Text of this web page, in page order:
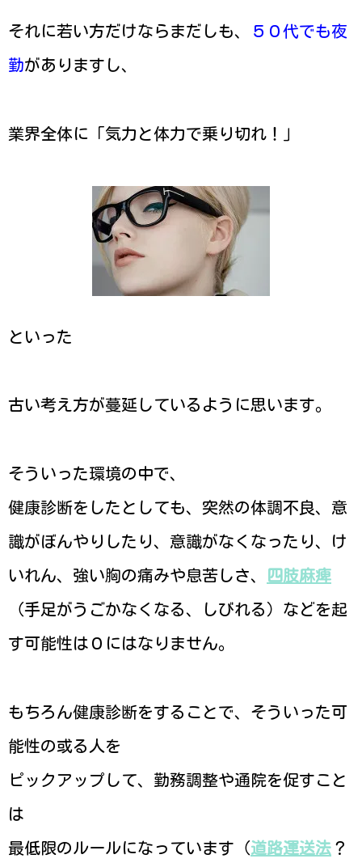
それに若い方だけならまだしも、
５０代でも夜
勤がありますし、
業界全体に「気力と体力で乗り切れ！」
といった
古い考え方が蔓延しているように思います。
そういった環境の中で、
健康診断をしたとしても、突然の体調不良、意
識がぼんやりしたり、意識がなくなったり、け
いれん、強い胸の痛みや息苦しさ、 四肢麻痺
（手足がうごかなくなる、しびれる）などを起
す可能性は０にはなりません。
もちろん健康診断をすることで、そういった可
能性の或る人を
ピックアップして、勤務調整や通院を促すこと
は
最低限のルールになっています（道路運送法 ？